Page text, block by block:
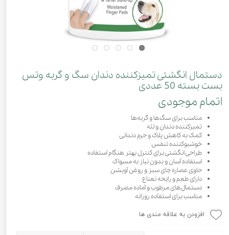
دستمال انگشتی تمیزکننده دندان سگ و گربه وتس
بست بسته 50 عددی
اتمام موجودی
مناسب برای سگ‌ها و گربه‌ها
تمیزکننده دندان و لثه
کمک به کاهش پلاک و جرم دندانی
خوشبوکننده تنفس
طراحی انگشتی برای کنترل بهتر هنگام استفاده
استفاده آسان و بدون نیاز به مسواک
حاوی عصاره چای سبز و روغن آویشن
دارای طعم و رایحه نعناع
دستمال‌های مرطوب و آماده مصرف
مناسب برای استفاده روزانه
افزودن به علاقه مندی ها